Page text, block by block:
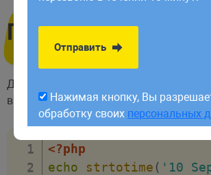
Пример
Давайте преобразуем дату 10-е
в timestamp:
<?php
echo
strtotime ( '10
обработку своихперсональных
Отправить
Нажимая кнопку, Вы
обработку своих персональных